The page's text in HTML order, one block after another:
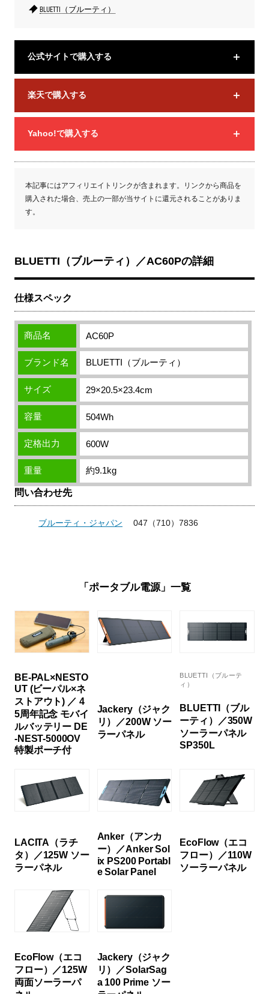
BLUETTI（ブルーティ）
公式サイトで購入する
楽天で購入する
Yahoo!で購入する
本記事にはアフィリエイトリンクが含まれます。リンクから商品を
購入された場合、売上の一部が当サイトに還元されることがありま
す。
BLUETTI（ブルーティ）／AC60Pの詳細
仕様スペック
商品名 AC60P
ブランド名 BLUETTI（ブルーティ）
サイズ 29×20.5×23.4cm
容量 504Wh
定格出力 600W
重量 約9.1kg
問い合わせ先
ブルーティ・ジャパン 047（710）7836
「ポータブル電源」一覧
BE-PAL×NESTO
UT (ビーパル×ネ
ストアウト) ／ 4
5周年記念 モバイ
ルバッテリー DE
-NEST-5000OV
特製ポーチ付
Jackery（ジャク
リ）／200W ソー
ラーパネル
BLUETTI（ブルーテ
ィ）
BLUETTI（ブル
ーティ）／350W
ソーラーパネル
SP350L
LACITA（ラチ
タ）／125W ソー
ラーパネル
Anker（アンカ
ー）／Anker Sol
ix PS200 Portabl
e Solar Panel
EcoFlow（エコ
フロー）／110W
ソーラーパネル
EcoFlow（エコ
フロー）／125W
両面ソーラーパ
Jackery（ジャク
リ）／SolarSag
a 100 Prime ソー